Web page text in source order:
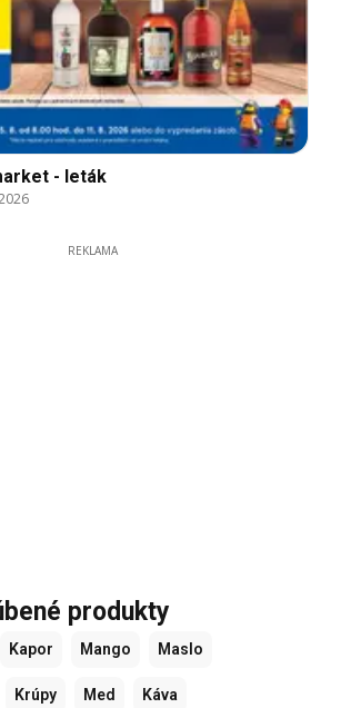
- leták
REKLAMA
produkty
Kapor Mango Maslo
Krúpy Med Káva